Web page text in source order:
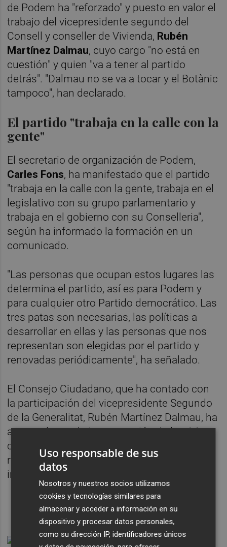
de Podem ha "reforzado" y puesto en valor el
trabajo del vicepresidente segundo del
Consell y conseller de Vivienda, Rubén
Martínez Dalmau, cuyo cargo "no está en
cuestión" y quien "va a tener al partido
detrás". "Dalmau no se va a tocar y el Botànic
tampoco", han declarado.
El partido "trabaja en la calle con la
gente"
El secretario de organización de Podem,
Carles Fons, ha manifestado que el partido
"trabaja en la calle con la gente, trabaja en el
legislativo con su grupo parlamentario y
trabaja en el gobierno con su Conselleria",
según ha informado la formación en un
comunicado.
"Las personas que ocupan estos lugares las
determina el partido, así es para Podem y
para cualquier otro Partido democrático. Las
tres patas son necesarias, las políticas a
desarrollar en ellas y las personas que nos
representan son elegidas por el partido y
renovadas periódicamente", ha señalado.
El Consejo Ciudadano, que ha contado con
la participación del vicepresidente Segundo
de la Generalitat, Rubén Martínez Dalmau, ha
arrancado con la incorporación de los 14
consejeros y consejeras elegidos
recientemente en los consejos
intercomarcales del partido.
Uso responsable de sus
datos
Nosotros y nuestros socios utilizamos
cookies y tecnologías similares para
almacenar y acceder a información en su
dispositivo y procesar datos personales,
como su dirección IP, identificadores únicos